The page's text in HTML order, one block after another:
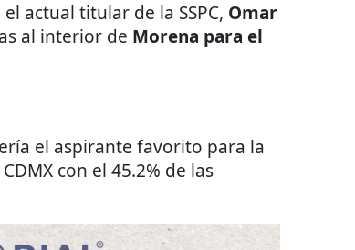
el actual titular de la SSPC, Omar
al interior de Morena para el
el aspirante favorito para la
con el 45.2% de las